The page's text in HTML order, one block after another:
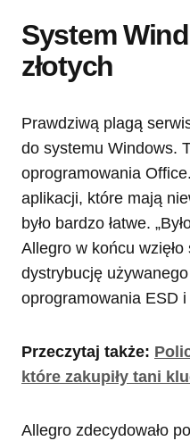
System
złotych
Prawdziwą plagą
do systemu Windows.
oprogramowania
aplikacji, które mają
było bardzo łatwe.
Allegro w końcu
dystrybucję
oprogramowania ESD
Przeczytaj także:
które zakupiły tani
Allegro zdecydowało